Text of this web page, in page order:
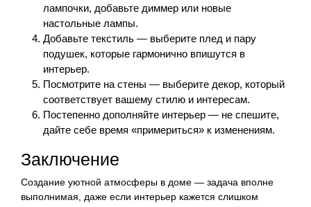
лампочки, добавьте диммер или новые
настольные лампы.
Добавьте текстиль — выберите плед и пару
подушек, которые гармонично впишутся в
интерьер.
Посмотрите на стены — выберите декор, который
соответствует вашему стилю и интересам.
Постепенно дополняйте интерьер — не спешите,
дайте себе время «примериться» к изменениям.
Заключение
Создание уютной атмосферы в доме — задача вполне
выполнимая, даже если интерьер кажется слишком